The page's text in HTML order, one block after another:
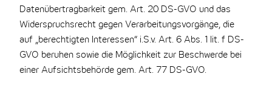
Datenübertragbarkeit gem. Art. 20 DS-GVO und das
Widerspruchsrecht gegen Verarbeitungsvorgänge, die
auf „berechtigten Interessen“ i.S.v. Art. 6 Abs. 1 lit. f DS-
GVO beruhen sowie die Möglichkeit zur Beschwerde bei
einer Aufsichtsbehörde gem. Art. 77 DS-GVO.